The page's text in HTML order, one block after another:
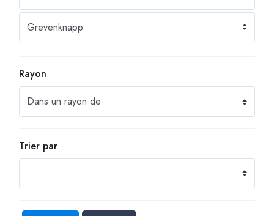
Rayon
Trier par